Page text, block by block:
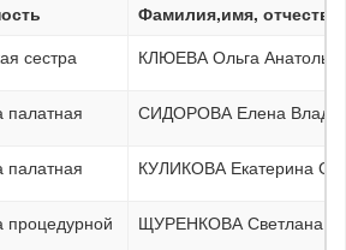
Фамилия,имя, отчество
сестра
КЛЮЕВА Ольга
палатная СИДОРОВА Елена
палатная КУЛИКОВА Екатерина
процедурной ЩУРЕНКОВА Светлана